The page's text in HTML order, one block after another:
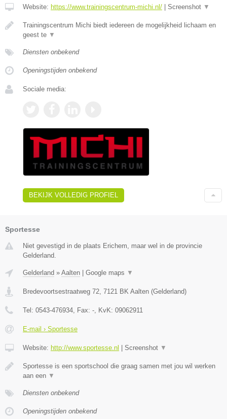
Website: https://www.trainingscentrum-michi.nl/ | Screenshot ▼
Trainingscentrum Michi biedt iedereen de mogelijkheid lichaam en
geest te ▼
Diensten onbekend
Openingstijden onbekend
Sociale media:
BEKIJK VOLLEDIG PROFIEL
Sportesse
Niet gevestigd in de plaats Erichem, maar wel in de provincie
Gelderland.
Gelderland » Aalten Google maps ▼
Bredevoortsestraatweg 72 7121 BK Aalten (Gelderland)
Tel: 0543-476934 , Fax: - , KvK: 09062911
E-mail › Sportesse
Website: http://www.sportesse.nl Screenshot ▼
Sportesse is een sportschool die graag samen met jou wil werken
aan een ▼
Diensten onbekend
Openingstijden onbekend